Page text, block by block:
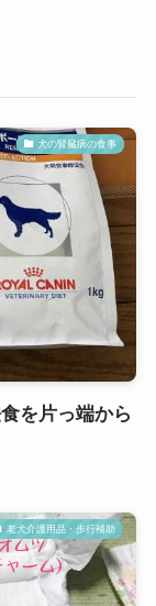
犬の腎臓病の食事
を片っ端から
老犬介護用品・歩行補助